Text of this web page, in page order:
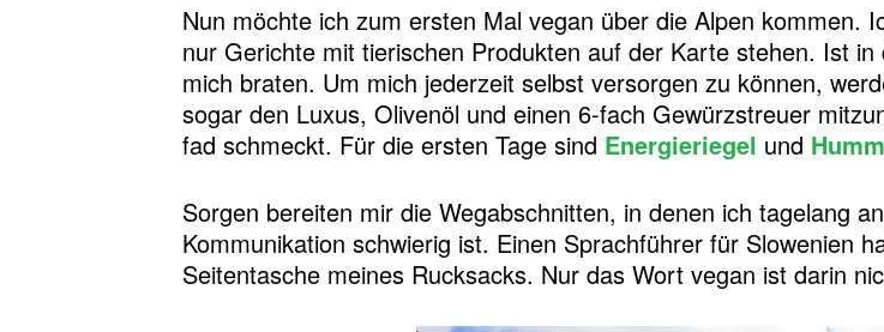
Nun möchte ich zum ersten Mal vegan über die Alpen kommen.
nur Gerichte mit tierischen Produkten auf der Karte stehen. Ist
mich braten. Um mich jederzeit selbst versorgen zu können,
sogar den Luxus, Olivenöl und einen 6-fach Gewürzstreuer
fad schmeckt. Für die ersten Tage sind Energieriegel und
Sorgen bereiten mir die Wegabschnitten, in denen ich tagelang
Kommunikation schwierig ist. Einen Sprachführer für Slowenien
Seitentasche meines Rucksacks. Nur das Wort vegan ist darin